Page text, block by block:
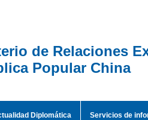
de Relaciones
Popular China
Diplomática Servicios de